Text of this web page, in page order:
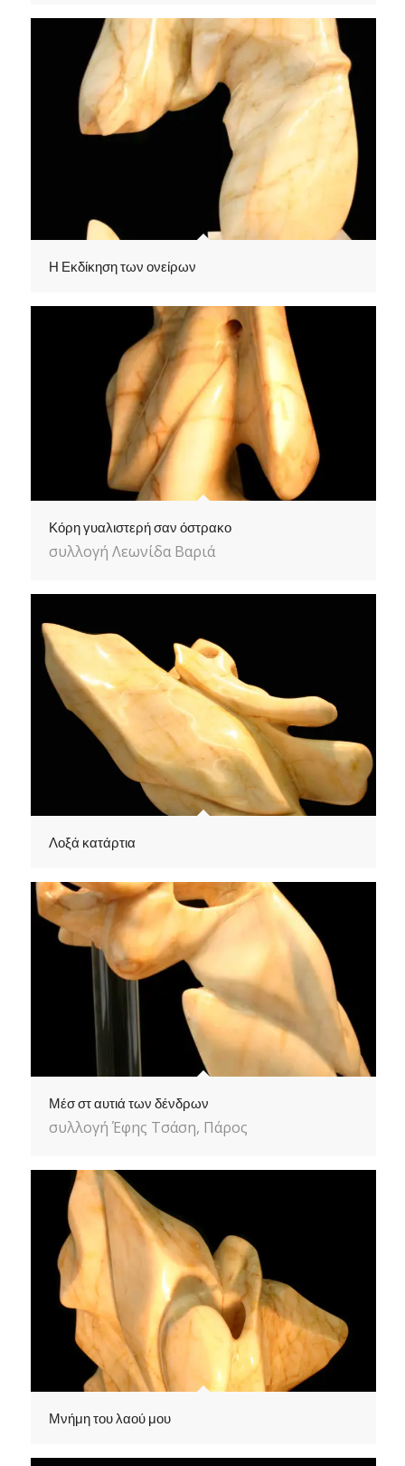
Η Εκδίκηση των ονείρων
Κόρη γυαλιστερή σαν όστρακο
συλλογή Λεωνίδα Βαριά
Λοξά κατάρτια
Μέσ στ αυτιά των δένδρων
συλλογή Έφης Τσάση, Πάρος
Μνήμη του λαού μου